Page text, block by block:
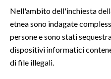
#CARAUNIONE
Nell'ambito dell'inchiesta
etnea sono indagate
persone e sono stati
dispositivi informatici
di file illegali.